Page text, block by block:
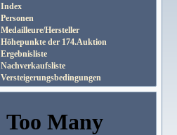
Index
Personen
Medailleure/Hersteller
Höhepunkte der 174.Auktion
Ergebnisliste
Nachverkaufsliste
Versteigerungsbedingungen